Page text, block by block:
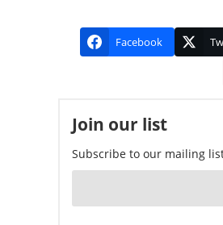
Facebook
Join our list
Subscribe to our mailing